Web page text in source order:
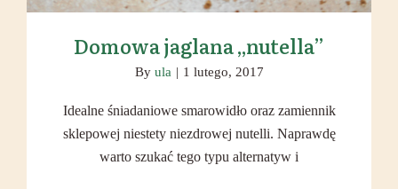
Domowa jaglana „nutella”
By ula | 1 lutego, 2017
Idealne śniadaniowe smarowidło oraz zamiennik
sklepowej niestety niezdrowej nutelli. Naprawdę
warto szukać tego typu alternatyw i